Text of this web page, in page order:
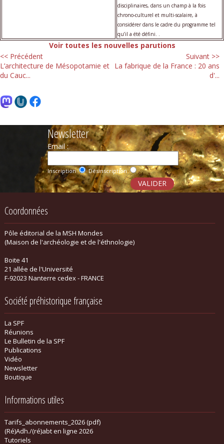
disciplinaires, dans un champ à la fois
chrono-culturel et multi-scalaire, à
considérer dans le cadre du programme tel
qu’il a été défini. .
Voir toutes les nouvelles parutions
<< Précédent
L’architecture de Mésopotamie et
du Cauc...
Suivant >>
La fabrique de la France : 20 ans
d'...
Newsletter
Email :
Inscription Désinscription
Coordonnées
Pôle éditorial de la MSH Mondes
(Maison de l'archéologie et de l'éthnologie)
Boite 41
21 allée de l'Université
F-92023 Nanterre cedex - FRANCE
Société préhistorique française
La SPF
Réunions
Le Bulletin de la SPF
Publications
Vidéo
Newsletter
Boutique
Informations utiles
Tarifs_abonnements_2026 (pdf)
(Ré)Adh./(ré)abt en ligne 2026
Tutoriels